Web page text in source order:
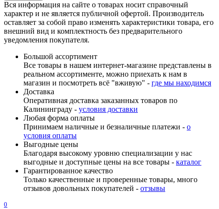
Вся информация на сайте о товарах носит справочный
характер и не является публичной офертой. Производитель
оставляет за собой право изменять характеристики товара, его
внешний вид и комплектность без предварительного
уведомления покупателя.
Большой ассортимент
Все товары в нашем интернет-магазине представлены в
реальном ассортименте, можно приехать к нам в
магазин и посмотреть всё "вживую" - где мы находимся
Доставка
Оперативная доставка заказанных товаров по
Калининграду - условия доставки
Любая форма оплаты
Принимаем наличные и безналичные платежи - о
условия оплаты
Выгодные цены
Благодаря высокому уровню специализации у нас
выгодные и доступные цены на все товары - каталог
Гарантированное качество
Только качественные и проверенные товары, много
отзывов довольных покупателей - отзывы
0